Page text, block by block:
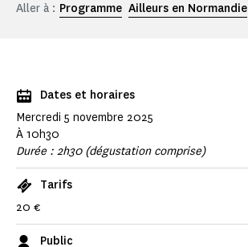
Aller à : Programme Ailleurs en Normandie
Dates et horaires
Mercredi 5 novembre 2025
À 10h30
Durée : 2h30 (dégustation comprise)
Tarifs
20 €
Public